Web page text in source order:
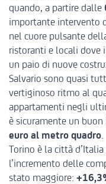
quando, a partire dalle
importante intervento
nel cuore pulsante
ristoranti e locali dove
un paio di nuove
Salvario sono quasi
vertiginoso ritmo al
appartamenti negli
è sicuramente un
euro al metro quadro.
Torino è la città
l’incremento delle
stato maggiore: